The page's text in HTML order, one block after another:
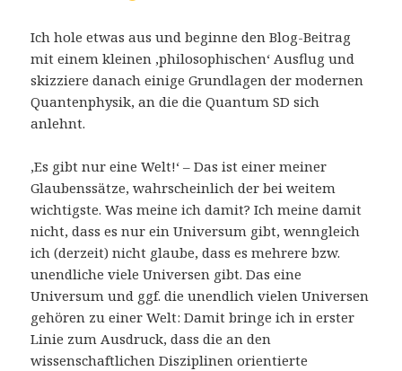
Ich hole etwas aus und beginne den Blog-Beitrag
mit einem kleinen ‚philosophischen‘ Ausflug und
skizziere danach einige Grundlagen der modernen
Quantenphysik, an die die Quantum SD sich
anlehnt.
‚Es gibt nur eine Welt!‘ – Das ist einer meiner
Glaubenssätze, wahrscheinlich der bei weitem
wichtigste. Was meine ich damit? Ich meine damit
nicht, dass es nur ein Universum gibt, wenngleich
ich (derzeit) nicht glaube, dass es mehrere bzw.
unendliche viele Universen gibt. Das eine
Universum und ggf. die unendlich vielen Universen
gehören zu einer Welt: Damit bringe ich in erster
Linie zum Ausdruck, dass die an den
wissenschaftlichen Disziplinen orientierte